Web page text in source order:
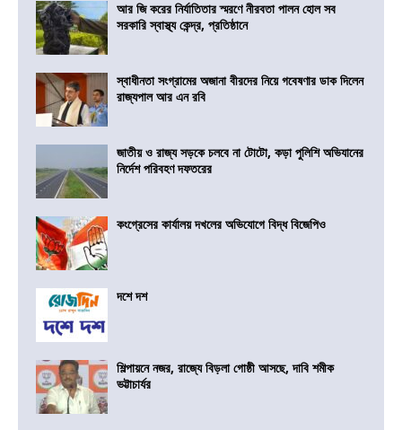
আর জি করের নির্যাতিতার স্মরণে নীরবতা পালন হোল সব
সরকারি স্বাস্থ্য কেন্দ্র, প্রতিষ্ঠানে
স্বাধীনতা সংগ্রামের অজানা বীরদের নিয়ে গবেষণার ডাক দিলেন
রাজ্যপাল আর এন রবি
জাতীয় ও রাজ্য সড়কে চলবে না টোটো, কড়া পুলিশি অভিযানের
নির্দেশ পরিবহণ দফতরের
কংগ্রেসের কার্যালয় দখলের অভিযোগে বিদ্ধ বিজেপিও
দশে দশ
শিল্পায়নে নজর, রাজ্যে বিড়লা গোষ্ঠী আসছে, দাবি শমীক
ভট্টাচার্যর